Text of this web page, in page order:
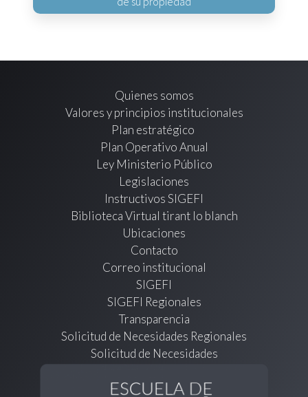
Quienes somos
Valores y principios institucionales
Plan estratégico
Plan Operativo Anual
Ley Ministerio Público
Legislaciones
Instructivos SIGEFI
Biblioteca Virtual tirant lo blanch
Ubicaciones
Contacto
Correo institucional
SIGEFI
SIGEFI Regionales
Transparencia
Solicitud de Necesidades Regionales
Solicitud de Necesidades